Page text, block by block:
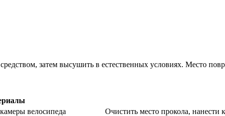
затем высушить в естественных условиях. Место
велосипеда
Очистить место прокола, нанести